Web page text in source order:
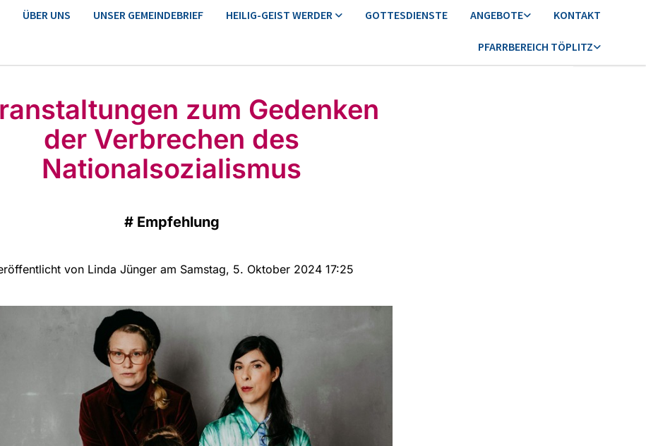
ÜBER UNS UNSER GEMEINDEBRIEF HEILIG-GEIST WERDER GOTTESDIENSTE ANGEBOTE KONTAKT
PFARRBEREICH TÖPLITZ
zum Gedenken
der Verbrechen des
Nationalsozialismus
# Empfehlung
von Linda Jünger am Samstag, 5. Oktober 2024 17:25